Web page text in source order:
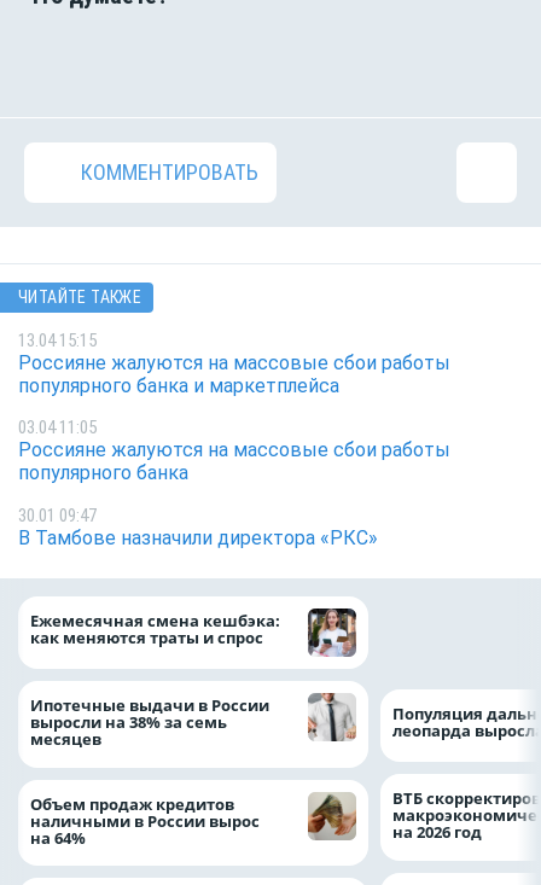
КОММЕНТИРОВАТЬ
ЧИТАЙТЕ ТАКЖЕ
13.04 15:15
Россияне жалуются на массовые сбои работы
популярного банка и маркетплейса
03.04 11:05
Россияне жалуются на массовые сбои работы
популярного банка
30.01 09:47
В Тамбове назначили директора «РКС»
Ежемесячная смена кешбэка:
как меняются траты и спрос
Ипотечные выдачи в России
выросли на 38% за семь
месяцев
Объем продаж кредитов
наличными в России вырос
на 64%
Популяция
леопарда
ВТБ
на 2026 год